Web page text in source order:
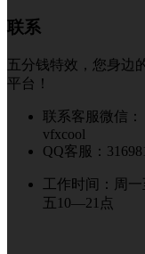
联系
五分钱特效，您身边
平台！
联系客服微信：
vfxcool
QQ客服：
工作时间：周一
五10—21点